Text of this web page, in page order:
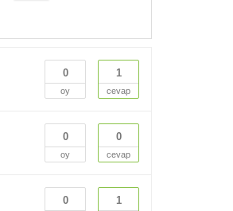
0
oy
1
cevap
0
oy
0
cevap
0 1